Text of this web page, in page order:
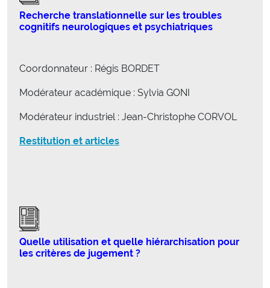
Recherche translationnelle sur les troubles
cognitifs neurologiques et psychiatriques
Coordonnateur : Régis BORDET
Modérateur académique : Sylvia GONI
Modérateur industriel : Jean-Christophe CORVOL
Restitution et articles
Quelle utilisation et quelle hiérarchisation pour
les critères de jugement ?